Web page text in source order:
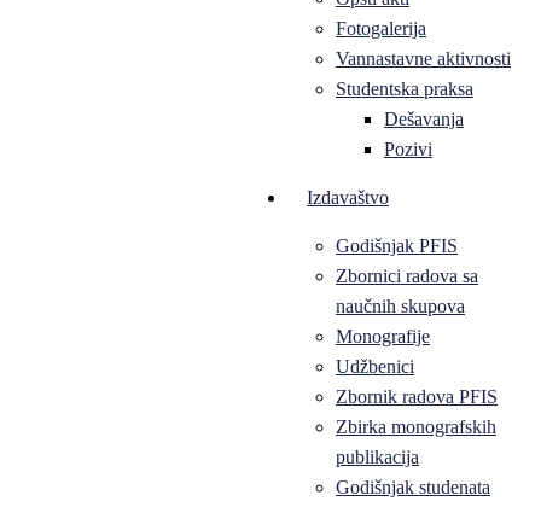
Fotogalerija
Vannastavne aktivnosti
Studentska praksa
Dešavanja
Pozivi
Izdavaštvo
Godišnjak PFIS
Zbornici radova sa
naučnih skupova
Monografije
Udžbenici
Zbornik radova PFIS
Zbirka monografskih
publikacija
Godišnjak studenata